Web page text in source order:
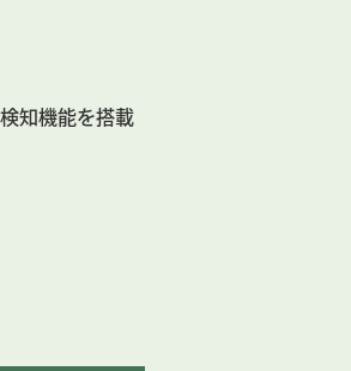
知機能を搭載
エリアを作成